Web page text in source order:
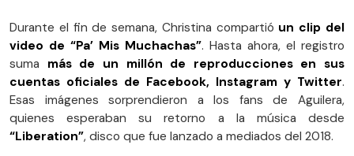
Durante el fin de semana, Christina compartió un clip del
video de “Pa’ Mis Muchachas”. Hasta ahora, el registro
suma más de un millón de reproducciones en sus
cuentas oficiales de Facebook, Instagram y Twitter.
Esas imágenes sorprendieron a los fans de Aguilera,
quienes esperaban su retorno a la música desde
“Liberation”, disco que fue lanzado a mediados del 2018.